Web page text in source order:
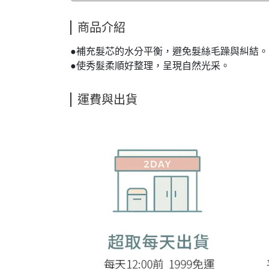
商品介紹
●補充髮芯的水分平衡，避免髮絲毛躁與糾結。
●使秀髮柔順好整理，呈現自然光采。
運費與出貨